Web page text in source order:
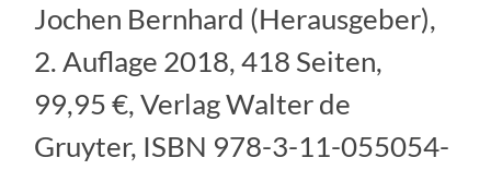
Jochen Bernhard (Herausgeber),
2. Auflage 2018, 418 Seiten,
99,95 €, Verlag Walter de
Gruyter, ISBN 978-3-11-055054-